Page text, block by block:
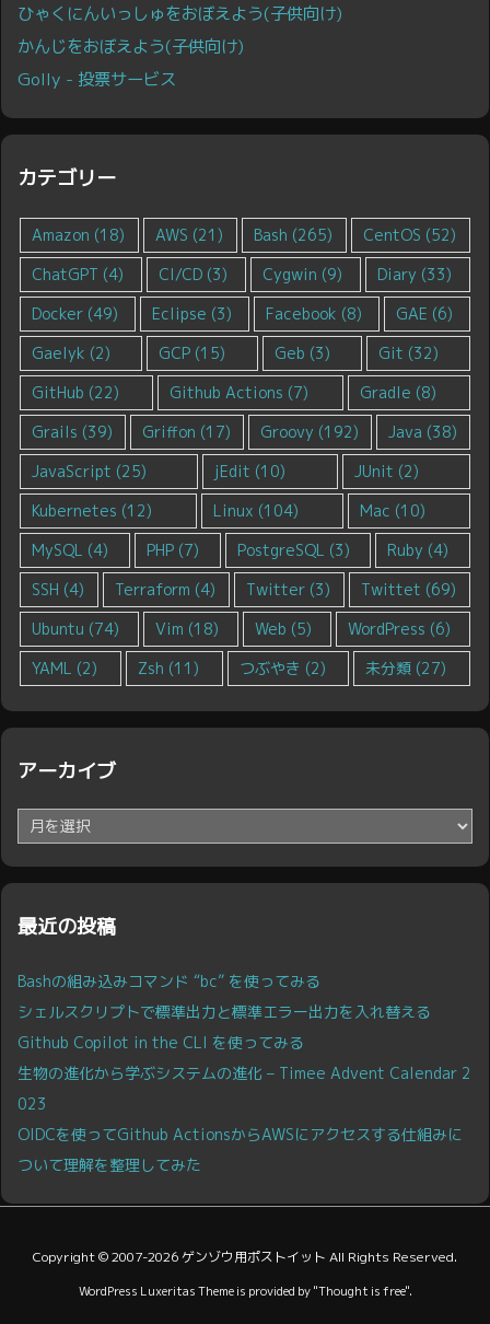
ひゃくにんいっしゅをおぼえよう(子供向け)
かんじをおぼえよう(子供向け)
Golly - 投票サービス
カテゴリー
Amazon (18) AWS (21) Bash (265) CentOS (52)
ChatGPT (4) CI/CD (3) Cygwin (9) Diary (33)
Docker (49) Eclipse (3) Facebook (8) GAE (6)
Gaelyk (2) GCP (15) Geb (3) Git (32)
GitHub (22) Github Actions (7) Gradle (8)
Grails (39) Griffon (17) Groovy (192) Java (38)
JavaScript (25) jEdit (10) JUnit (2)
Kubernetes (12) Linux (104) Mac (10)
MySQL (4) PHP(7) PostgreSQL (3) Ruby (4)
SSH (4) Terraform (4) Twitter (3) Twittet (69)
Ubuntu (74) Vim (18) Web (5) WordPress (6)
YAML (2) Zsh (11) つぶやき (2) 未分類 (27)
アーカイブ
ー
カ
イ
最近の投稿
Bashの組み込みコマンド “bc” を使ってみる
シェルスクリプトで標準出力と標準エラー出力を入れ替える
Github Copilot in the CLI を使ってみる
生物の進化から学ぶシステムの進化 – Timee Advent Calendar 2
023
OIDCを使ってGithub ActionsからAWSにアクセスする仕組みに
ついて理解を整理してみた
Copyright ©2007-2026ゲンゾウ用ポストイット All Rights Reserved.
WordPress Luxeritas Theme is provided by "Thought is free".